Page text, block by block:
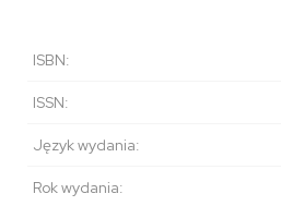
ISBN:
ISSN:
Język wydania:
Rok wydania: